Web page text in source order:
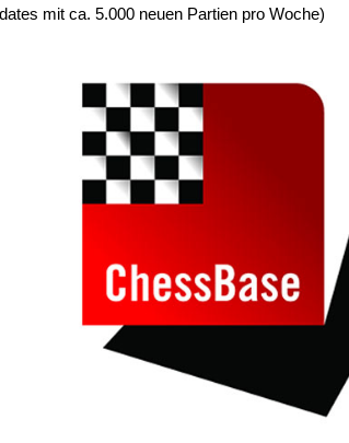
mit ca. 5.000 neuen Partien pro Woche)